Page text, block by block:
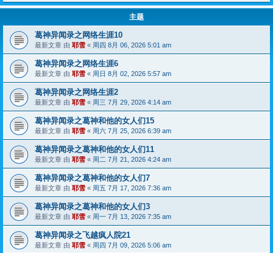
主题
葛神异闻录之网络生涯10
最新文章 由 耶雪 « 周四 8月 06, 2026 5:01 am
葛神异闻录之网络生涯6
最新文章 由 耶雪 « 周日 8月 02, 2026 5:57 am
葛神异闻录之网络生涯2
最新文章 由 耶雪 « 周三 7月 29, 2026 4:14 am
葛神异闻录之葛神和他的女人们15
最新文章 由 耶雪 « 周六 7月 25, 2026 6:39 am
葛神异闻录之葛神和他的女人们11
最新文章 由 耶雪 « 周二 7月 21, 2026 4:24 am
葛神异闻录之葛神和他的女人们7
最新文章 由 耶雪 « 周五 7月 17, 2026 7:36 am
葛神异闻录之葛神和他的女人们3
最新文章 由 耶雪 « 周一 7月 13, 2026 7:35 am
葛神异闻录之飞越疯人院21
最新文章 由 耶雪 « 周四 7月 09, 2026 5:06 am